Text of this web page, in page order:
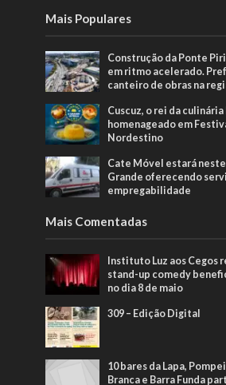
Mais Populares
Construção da Ponte
em ritmo acelerado.
canteiro de obras na
Cuscuz, o rei da
homenageado em
Nordestino
Cate Móvel estará
Grande oferecendo
empregabilidade
Mais Comentadas
Instituto Luz aos Cegos
stand-up comedy
no dia 8 de maio
309 – Edição Digital
10 bares da Lapa,
Branca e Barra Funda